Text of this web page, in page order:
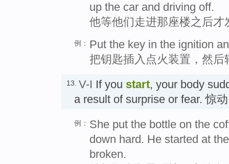
up the car and driving off.
他等他们走进那座楼之后才
例： Put the key in the ignition
把钥匙插入点火装置，然后
13. V-I If you start, your body
a result of surprise or fear. 惊动
例： She put the bottle on the
down hard. He started at
broken.